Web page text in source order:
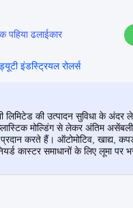
पहिया ढलाईकार
इंडस्ट्रियल रोलर्स
लिमिटेड की उत्पादन सुविधा के
मोल्डिंग से लेकर अंतिम
करते हैं। ऑटोमोटिव, खाद्य,
कास्टर समाधानों के लिए लूमा पर